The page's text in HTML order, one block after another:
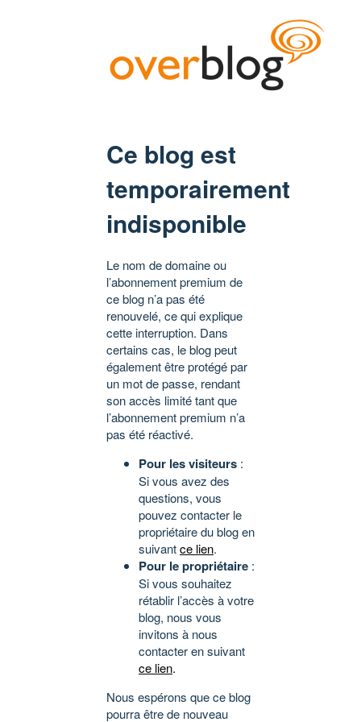
Ce blog est
temporairement
indisponible
Le nom de domaine ou
l’abonnement premium de
ce blog n’a pas été
renouvelé, ce qui explique
cette interruption. Dans
certains cas, le blog peut
également être protégé par
un mot de passe, rendant
son accès limité tant que
l’abonnement premium n’a
pas été réactivé.
Pour les visiteurs :
Si vous avez des
questions, vous
pouvez contacter le
propriétaire du blog en
suivantce lien.
Pour le propriétaire :
Si vous souhaitez
rétablir l’accès à votre
blog, nous vous
invitons à nous
contacter en suivant
ce lien.
Nous espérons que ce blog
pourra être de nouveau